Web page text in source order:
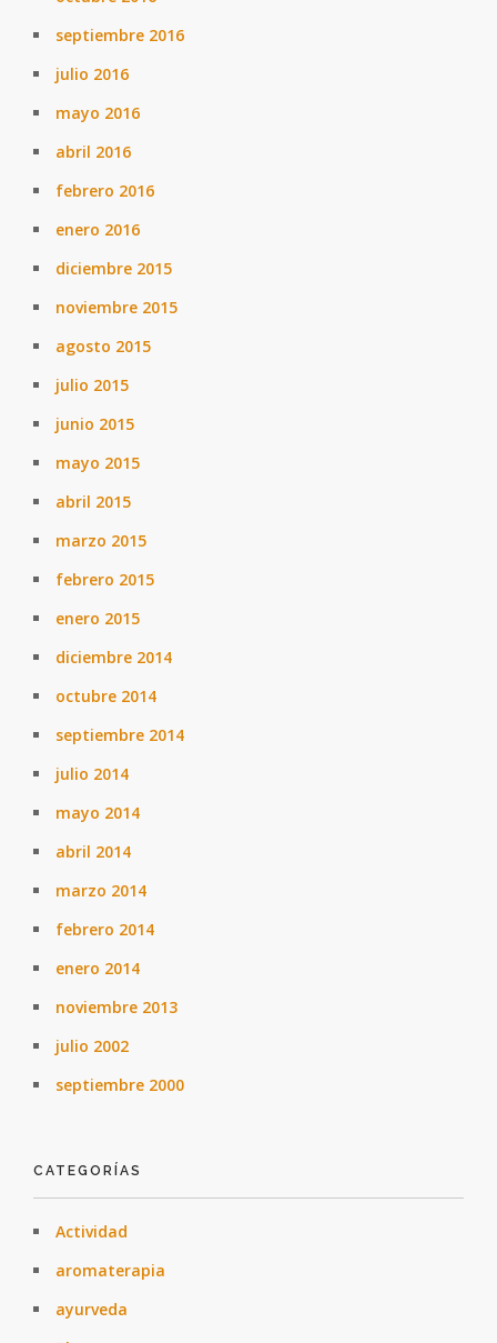
septiembre 2016
julio 2016
mayo 2016
abril 2016
febrero 2016
enero 2016
diciembre 2015
noviembre 2015
agosto 2015
julio 2015
junio 2015
mayo 2015
abril 2015
marzo 2015
febrero 2015
enero 2015
diciembre 2014
octubre 2014
septiembre 2014
julio 2014
mayo 2014
abril 2014
marzo 2014
febrero 2014
enero 2014
noviembre 2013
julio 2002
septiembre 2000
CATEGORÍAS
Actividad
aromaterapia
ayurveda